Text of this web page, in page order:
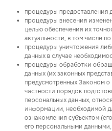
процедуры предоставления
процедуры внесения
целью обеспечения их
актуальности, в том числе
процедуры уничтожения
данных в случае
процедуры обработки
данных (их законных
предусмотренных Законом о
частности порядок
персональных данных,
информации, необходимой
ознакомления субъектом
его персональными